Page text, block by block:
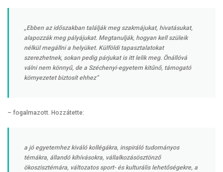
„Ebben az időszakban találják meg szakmájukat, hivatásukat,
alapozzák meg pályájukat. Megtanulják, hogyan kell szüleik
nélkül megállni a helyüket. Külföldi tapasztalatokat
szerezhetnek, sokan pedig párjukat is itt lelik meg. Önállóvá
válni nem könnyű, de a Széchenyi-egyetem kitűnő, támogató
környezetet biztosít ehhez”
– fogalmazott. Hozzátette:
a jó egyetemhez kiváló kollégákra, inspiráló tudományos
témákra, állandó kihívásokra, vállalkozásösztönző
ökoszisztémára, változatos sport- és kulturális lehetőségekre, a